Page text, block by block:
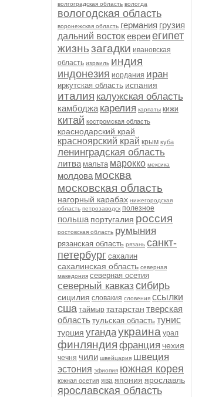
волгоградская область вологда
вологодская область
воронежская область германия грузия
дальний востокевреиегипет
жизньзагадки ивановская
область израиль индия
индонезия иордания иран
иркутская область испания
италия калужская область
камбоджа карелия карпаты кижи
китай костромская область
краснодарский край
красноярский край крым куба
ленинградская область
литва мальта марокко мексика
молдова москва
московская область
нагорный карабах нижегородская
область петрозаводск полезное
польша португалия россия
ростовская область румыния
рязанская область рязань санкт-
петербург сахалин
сахалинская область северная
македония северная осетия
северный кавказ сибирь
сицилия словакия словения ссылки
сша таймыр татарстан тверская
область тульская область тунис
турция угандаукраина урал
финляндия франция чехия
чечня чили швейцария швеция
эстония эфиопия южная корея
южная осетия ява япония ярославль
ярославская область